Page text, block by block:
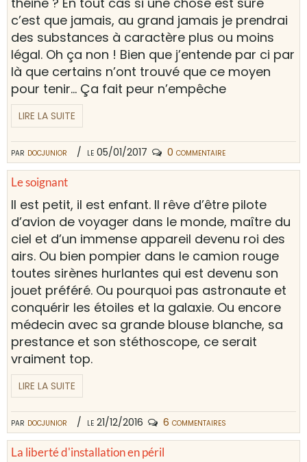
par docjunior le 05/01/2017 0 commentaire
c’est que jamais, au grand jamais je prendrai
des substances à caractère plus ou moins
légal. Oh ça non ! Bien que j’entende par ci par
là que certains n’ont trouvé que ce moyen
pour tenir... Ça fait peur n’empêche
LIRE LA SUITE
Le soignant
par docjunior le 21/12/2016 6 commentaires
Il est petit, il est enfant. Il rêve d’être pilote
d’avion de voyager dans le monde, maître du
ciel et d’un immense appareil devenu roi des
airs. Ou bien pompier dans le camion rouge
toutes sirènes hurlantes qui est devenu son
jouet préféré. Ou pourquoi pas astronaute et
conquérir les étoiles et la galaxie. Ou encore
médecin avec sa grande blouse blanche, sa
prestance et son stéthoscope, ce serait
vraiment top.
LIRE LA SUITE
La liberté d'installation en péril